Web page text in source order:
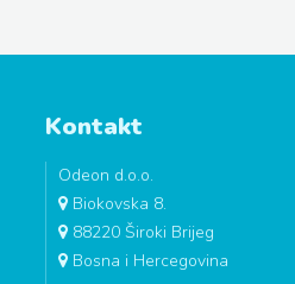
Kontakt
Odeon d.o.o.
Biokovska 8.
88220 Široki Brijeg
Bosna i Hercegovina